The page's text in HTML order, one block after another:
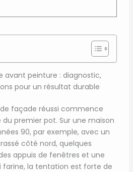
avant peinture : diagnostic,
pour un résultat durable
façade réussi commence
du premier pot. Sur une maison
90, par exemple, avec un
côté nord, quelques
appuis de fenêtres et une
farine, la tentation est forte de